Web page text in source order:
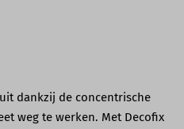
dankzij de concentrische
weg te werken. Met Decofix